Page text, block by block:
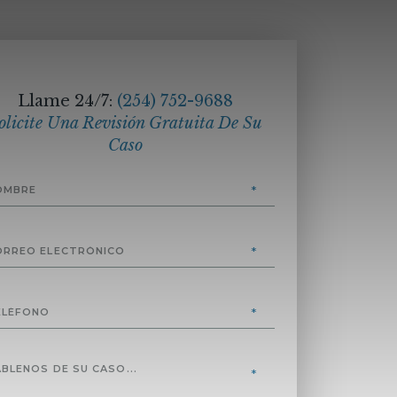
Llame 24/7: (254) 752-9688
Una Revisión Gratuita De Su
Caso